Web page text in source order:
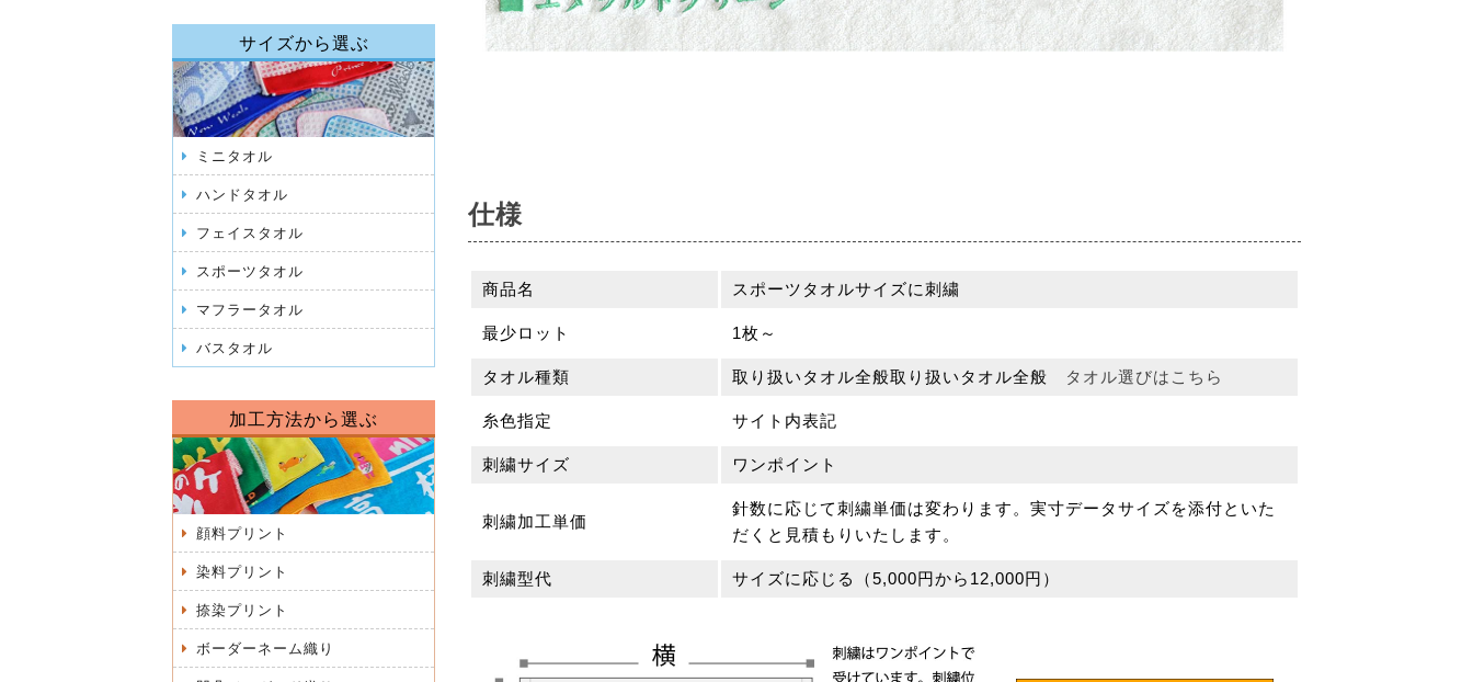
サイズから選ぶ
ミニタオル
ハンドタオル
フェイスタオル
スポーツタオル
マフラータオル
バスタオル
加工方法から選ぶ
顔料プリント
染料プリント
捺染プリント
ボーダーネーム織り
仕様
商品名 スポーツタオルサイズに刺繍
最少ロット 1枚～
タオル種類 取り扱いタオル全般取り扱いタオル全般 タオル選びはこちら
糸色指定 サイト内表記
刺繍サイズ ワンポイント
刺繍加工単価
針数に応じて刺繍単価は変わります。実寸データサイズを添付といた
だくと見積もりいたします。
刺繍型代 サイズに応じる（5,000円から12,000円）